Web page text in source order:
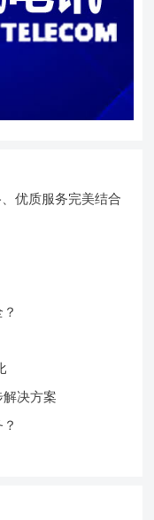
优质服务完美结合
决方案